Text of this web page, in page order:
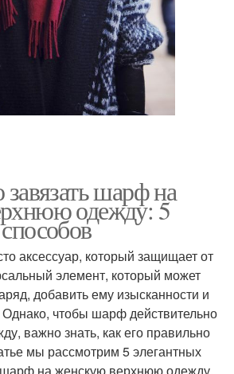
шарф на
одежду: 5
аксессуар, который защищает от
элемент, который может
добавить ему изысканности и
Однако, чтобы шарф действительно
важно знать, как его правильно
мы рассмотрим 5 элегантных
шарф на женскую верхнюю одежду.